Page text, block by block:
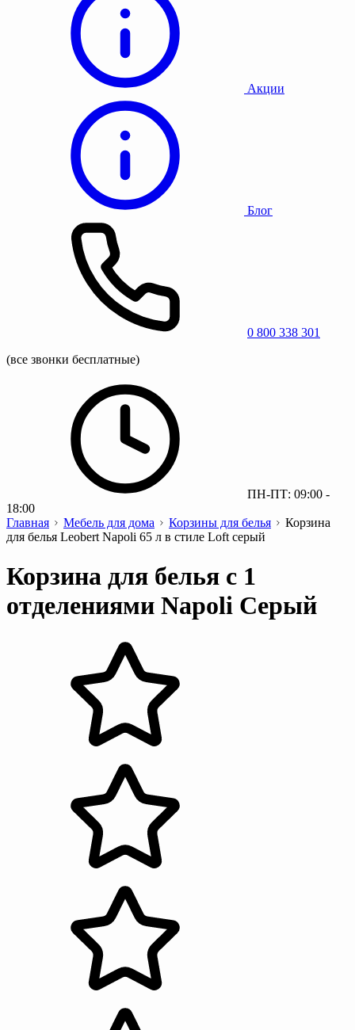
Акции
Блог
0 800 338 301
(все звонки бесплатные)
ПН-ПТ: 09:00 -
18:00
Главная
Мебель для дома Корзины для белья
Корзина
для белья Leobert Napoli 65 л в стиле Loft серый
Корзина для белья с 1
отделениями Napoli Серый